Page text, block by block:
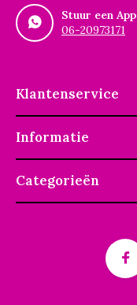
Stuur een App
06-20973171
Klantenservice
Informatie
Categorieën